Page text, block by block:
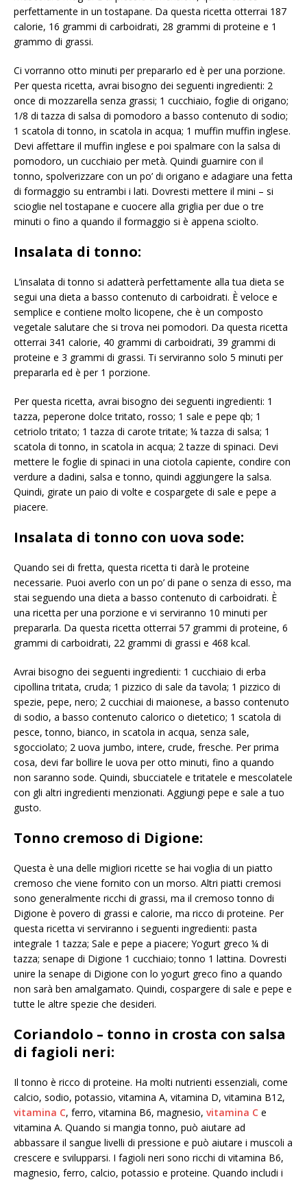
perfettamente in un tostapane. Da questa ricetta otterrai 187
calorie, 16 grammi di carboidrati, 28 grammi di proteine ​​e 1
grammo di grassi.
Ci vorranno otto minuti per prepararlo ed è per una porzione.
Per questa ricetta, avrai bisogno dei seguenti ingredienti: 2
once di mozzarella senza grassi; 1 cucchiaio, foglie di origano;
1/8 di tazza di salsa di pomodoro a basso contenuto di sodio;
1 scatola di tonno, in scatola in acqua; 1 muffin muffin inglese.
Devi affettare il muffin inglese e poi spalmare con la salsa di
pomodoro, un cucchiaio per metà. Quindi guarnire con il
tonno, spolverizzare con un po’ di origano e adagiare una fetta
di formaggio su entrambi i lati. Dovresti mettere il mini – si
scioglie nel tostapane e cuocere alla griglia per due o tre
minuti o fino a quando il formaggio si è appena sciolto.
Insalata di tonno:
L’insalata di tonno si adatterà perfettamente alla tua dieta se
segui una dieta a basso contenuto di carboidrati. È veloce e
semplice e contiene molto licopene, che è un composto
vegetale salutare che si trova nei pomodori. Da questa ricetta
otterrai 341 calorie, 40 grammi di carboidrati, 39 grammi di
proteine ​​e 3 grammi di grassi. Ti serviranno solo 5 minuti per
prepararla ed è per 1 porzione.
Per questa ricetta, avrai bisogno dei seguenti ingredienti: 1
tazza, peperone dolce tritato, rosso; 1 sale e pepe qb; 1
cetriolo tritato; 1 tazza di carote tritate; ¼ tazza di salsa; 1
scatola di tonno, in scatola in acqua; 2 tazze di spinaci. Devi
mettere le foglie di spinaci in una ciotola capiente, condire con
verdure a dadini, salsa e tonno, quindi aggiungere la salsa.
Quindi, girate un paio di volte e cospargete di sale e pepe a
piacere.
Insalata di tonno con uova sode:
Quando sei di fretta, questa ricetta ti darà le proteine ​​
necessarie. Puoi averlo con un po’ di pane o senza di esso, ma
stai seguendo una dieta a basso contenuto di carboidrati. È
una ricetta per una porzione e vi serviranno 10 minuti per
prepararla. Da questa ricetta otterrai 57 grammi di proteine, 6
grammi di carboidrati, 22 grammi di grassi e 468 kcal.
Avrai bisogno dei seguenti ingredienti: 1 cucchiaio di erba
cipollina tritata, cruda; 1 pizzico di sale da tavola; 1 pizzico di
spezie, pepe, nero; 2 cucchiai di maionese, a basso contenuto
di sodio, a basso contenuto calorico o dietetico; 1 scatola di
pesce, tonno, bianco, in scatola in acqua, senza sale,
sgocciolato; 2 uova jumbo, intere, crude, fresche. Per prima
cosa, devi far bollire le uova per otto minuti, fino a quando
non saranno sode. Quindi, sbucciatele e tritatele e mescolatele
con gli altri ingredienti menzionati. Aggiungi pepe e sale a tuo
gusto.
Tonno cremoso di Digione:
Questa è una delle migliori ricette se hai voglia di un piatto
cremoso che viene fornito con un morso. Altri piatti cremosi
sono generalmente ricchi di grassi, ma il cremoso tonno di
Digione è povero di grassi e calorie, ma ricco di proteine. Per
questa ricetta vi serviranno i seguenti ingredienti: pasta
integrale 1 tazza; Sale e pepe a piacere; Yogurt greco ¼ di
tazza; senape di Digione 1 cucchiaio; tonno 1 lattina. Dovresti
unire la senape di Digione con lo yogurt greco fino a quando
non sarà ben amalgamato. Quindi, cospargere di sale e pepe e
tutte le altre spezie che desideri.
Coriandolo – tonno in crosta con salsa
di fagioli neri:
Il tonno è ricco di proteine. Ha molti nutrienti essenziali, come
calcio, sodio, potassio, vitamina A, vitamina D, vitamina B12,
vitamina C, ferro, vitamina B6, magnesio, vitamina C e
vitamina A. Quando si mangia tonno, può aiutare ad
abbassare il sangue livelli di pressione e può aiutare i muscoli a
crescere e svilupparsi. I fagioli neri sono ricchi di vitamina B6,
magnesio, ferro, calcio, potassio e proteine. Quando includi i